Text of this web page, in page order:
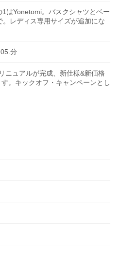
はYonetomi。バスクシャツとベー
レディス専用サイズが追加にな
分
ニュアルが完成、新仕様&新価格
。キックオフ・キャンペーンとし